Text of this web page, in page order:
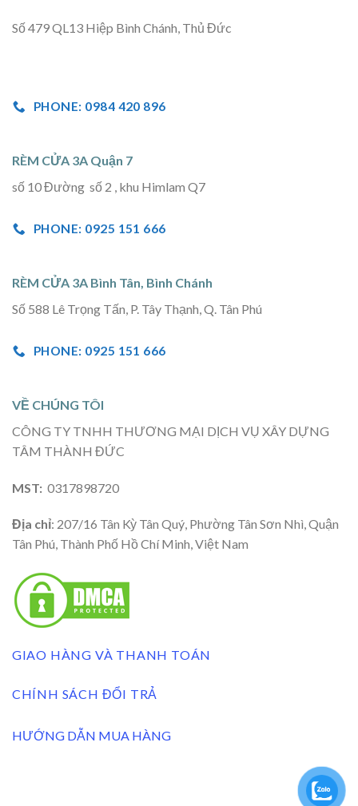
Số 479 QL13 Hiệp Bình Chánh, Thủ Đức
PHONE: 0984 420 896
RÈM CỬA 3A Quận 7
số 10 Đường số 2 , khu Himlam Q7
PHONE: 0925 151 666
RÈM CỬA 3A Bình Tân, Bình Chánh
Số 588 Lê Trọng Tấn, P. Tây Thạnh, Q. Tân Phú
PHONE: 0925 151 666
VỀ CHÚNG TÔI
CÔNG TY TNHH THƯƠNG MẠI DỊCH VỤ XÂY DỰNG
TÂM THÀNH ĐỨC
MST: 0317898720
Địa chỉ: 207/16 Tân Kỳ Tân Quý, Phường Tân Sơn Nhì, Quận
Tân Phú, Thành Phố Hồ Chí Minh, Việt Nam
GIAO HÀNG VÀ THANH TOÁN
CHÍNH SÁCH ĐỔI TRẢ
HƯỚNG DẪN MUA HÀNG